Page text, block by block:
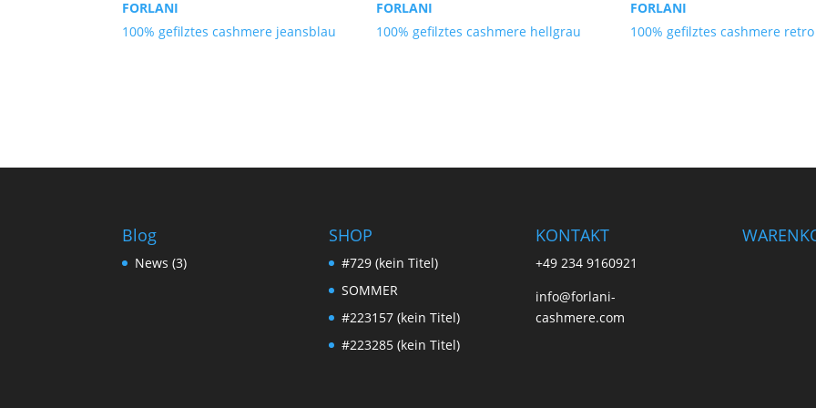
FORLANI
100% gefilztes cashmere jeansblau
FORLANI
100% gefilztes cashmere hellgrau
FORLANI
100% gefilztes cashmere
Blog
News (3)
SHOP
#729 (kein Titel)
SOMMER
#223157 (kein Titel)
#223285 (kein Titel)
KONTAKT
+49 234 9160921
info@forlani-
cashmere.com